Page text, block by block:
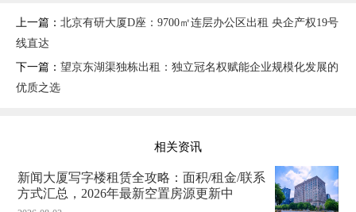
上一篇： 北京有研大厦D座：9700㎡连层办公区出租 央企产权19号
线直达
下一篇： 望京东湖渠独栋出租：独立冠名权赋能企业规模化发展的
优质之选​
相关资讯
新闻大厦写字楼租赁全攻略：面积/租金/联系
方式汇总，2026年最新空置房源更新中